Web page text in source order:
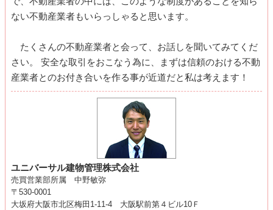
ない不動産業者もいらっしゃると思います。
たくさんの不動産業者と会って、お話しを聞いてみてくだ
さい。 安全な取引をおこなう為に、まずは信頼のおける不動
産業者とのお付き合いを作る事が近道だと私は考えます！
ユニバーサル建物管理株式会社
売買営業部所属 中野敏弥
〒530-0001
大坂府大阪市北区梅田1-11-4 大阪駅前第４ビル10Ｆ